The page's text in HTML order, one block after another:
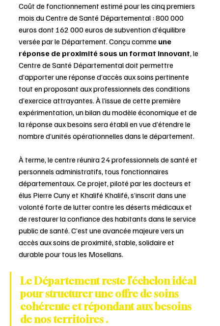
Coût de fonctionnement estimé pour les cinq premiers
mois du Centre de Santé Départemental : 800 000
euros dont 162 000 euros de subvention d’équilibre
versée par le Département. Conçu comme une
réponse de proximité sous un format innovant, le
Centre de Santé Départemental doit permettre
d’apporter une réponse d’accès aux soins pertinente
tout en proposant aux professionnels des conditions
d’exercice attrayantes. À l’issue de cette première
expérimentation, un bilan du modèle économique et de
la réponse aux besoins sera établi en vue d’étendre le
nombre d’unités opérationnelles dans le département.
À terme, le centre réunira 24 professionnels de santé et
personnels administratifs, tous fonctionnaires
départementaux. Ce projet, piloté par les docteurs et
élus Pierre Cuny et Khalifé Khalifé, s’inscrit dans une
volonté forte de lutter contre les déserts médicaux et
de restaurer la confiance des habitants dans le service
public de santé. C’est une avancée majeure vers un
accès aux soins de proximité, stable, solidaire et
durable pour tous les Mosellans.
Le Département reste l’échelon idéal
pour structurer une offre de soins
cohérente et répondant aux besoins
de nos territoires .